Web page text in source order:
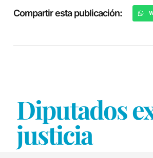
Compartir esta publicación:
Diputados
justicia